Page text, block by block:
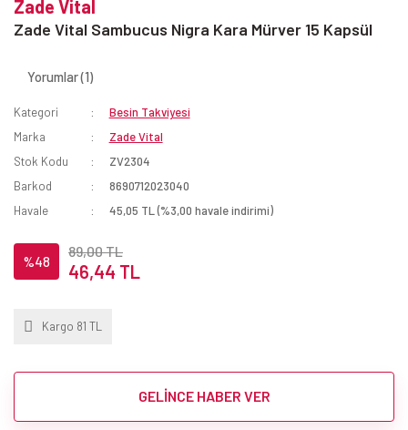
Zade Vital
Zade Vital Sambucus Nigra Kara Mürver 15 Kapsül
Yorumlar (1)
Kategori
Besin Takviyesi
Marka
Zade Vital
Stok Kodu
ZV2304
Barkod
8690712023040
Havale
45,05 TL (%3,00 havale indirimi)
%48
89,00 TL
46,44 TL
Kargo 81 TL
GELİNCE HABER VER